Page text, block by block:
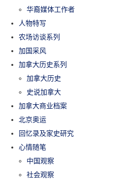
华裔媒体工作者
人物特写
农场访谈系列
加国采风
加拿大历史系列
加拿大历史
史说加拿大
加拿大商业档案
北京奥运
回忆录及家史研究
心情随笔
中国观察
社会观察